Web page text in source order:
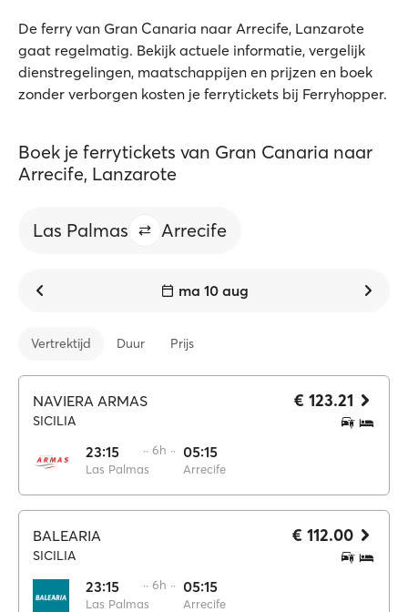
De ferry van Gran Canaria naar Arrecife, Lanzarote
gaat regelmatig. Bekijk actuele informatie, vergelijk
dienstregelingen, maatschappijen en prijzen en boek
zonder verborgen kosten je ferrytickets bij Ferryhopper.
Boek je ferrytickets van Gran Canaria naar
Arrecife, Lanzarote
Las Palmas Arrecife
ma 10 aug
Vertrektijd Duur Prijs
NAVIERA ARMAS
SICILIA
23:15
Las Palmas
·· 6h ·· 05:15
Arrecife
€ 123.21
BALEARIA
SICILIA
23:15
Las Palmas
·· 6h ·· 05:15
Arrecife
€ 112.00